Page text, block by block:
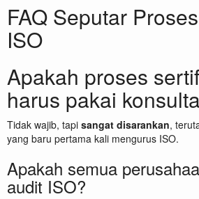
FAQ Seputar
ISO
Apakah proses
harus pakai
Tidak wajib, tapi sangat disarankan,
yang baru pertama kali mengurus ISO.
Apakah semua
audit ISO?